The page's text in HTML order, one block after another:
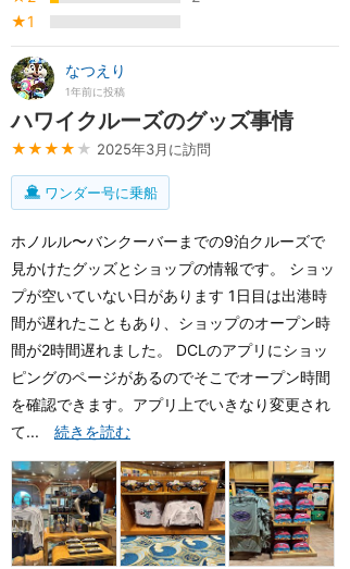
★1
なつえり
1年前に投稿
ハワイクルーズのグッズ事情
★★★★ ★ 2025年3月に訪問
ワンダー号に乗船
ホノルル〜バンクーバーまでの9泊クルーズで
見かけたグッズとショップの情報です。 ショッ
プが空いていない日があります 1日目は出港時
間が遅れたこともあり、ショップのオープン時
間が2時間遅れました。 DCLのアプリにショッ
ピングのページがあるのでそこでオープン時間
を確認できます。アプリ上でいきなり変更され
て... 続きを読む